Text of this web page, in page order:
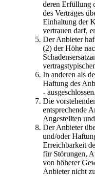
deren Erfüllung
des Vertrages
Einhaltung der
vertrauen darf,
Der Anbieter
(2) der Höhe
In anderen als
Haftung des
- ausgeschlossen.
Die
entsprechende
Angestellten
Der Anbieter
und/oder
Erreichbarkeit
für Störungen,
von höherer
Anbieter nicht